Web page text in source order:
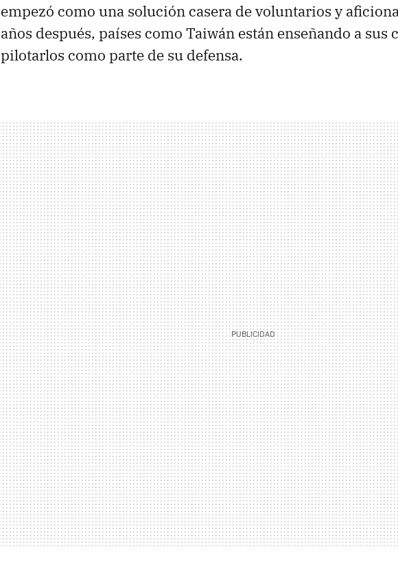
empezó como una solución casera de voluntarios y
años después, países como Taiwán están enseñando a sus
pilotarlos como parte de su defensa.